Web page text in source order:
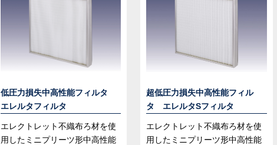
低圧力損失中高性能フィルタ
エレルタフィルタ
エレクトレット不織布ろ材を使
用したミニプリーツ形中高性能
超低圧力損失中高性能フィル
タ エレルタSフィルタ
エレクトレット不織布ろ材を使
用したミニプリーツ形中高性能